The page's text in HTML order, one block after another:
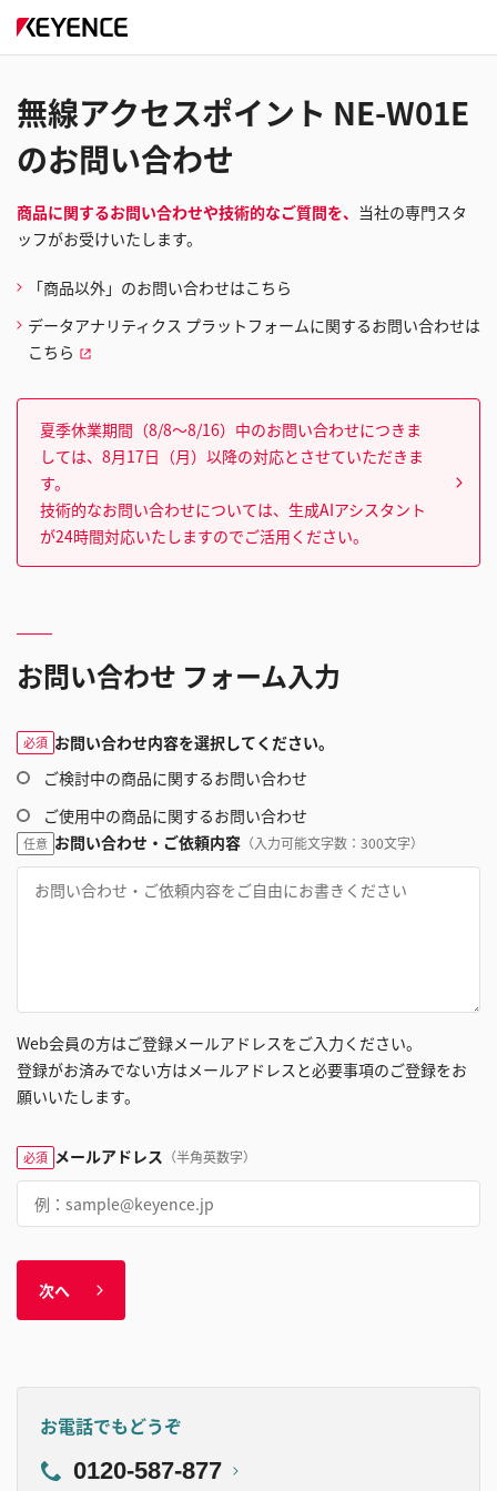
無線アクセスポイント NE-W01E
のお問い合わせ
商品に関するお問い合わせや技術的なご質問を、 当社の専門スタ
ッフがお受けいたします。
「商品以外」のお問い合わせはこちら
データアナリティクス プラットフォームに関するお問い合わせは
こちら
夏季休業期間（8/8～8/16）中のお問い合わせにつきま
しては、8月17日（月）以降の対応とさせていただきま
す。
技術的なお問い合わせについては、生成AIアシスタント
が24時間対応いたしますのでご活用ください。
お問い合わせ フォーム入力
必須 お問い合わせ内容を選択してください。
ご検討中の商品に関するお問い合わせ
ご使用中の商品に関するお問い合わせ
任意 お問い合わせ・ご依頼内容 （入力可能文字数：300文字）
Web会員の方はご登録メールアドレスをご入力ください。
登録がお済みでない方はメールアドレスと必要事項のご登録をお
願いいたします。
必須 メールアドレス （半角英数字）
次へ
お電話でもどうぞ
0120-587-877